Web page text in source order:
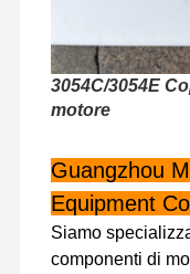
Visita Alla
Fabbrica
Casi
Perkins Engine
3054C/3054E
motore
Guangzhou
Equipment
Siamo
componenti di